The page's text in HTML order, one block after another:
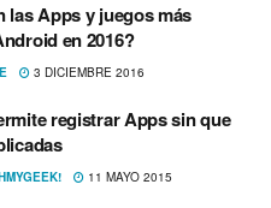
las Apps y juegos más
en 2016?
3 DICIEMBRE 2016
registrar Apps sin que
11 MAYO 2015